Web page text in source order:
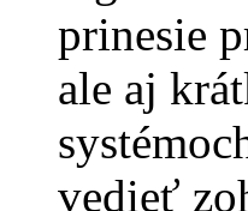
prinesie
ale aj
vedieť